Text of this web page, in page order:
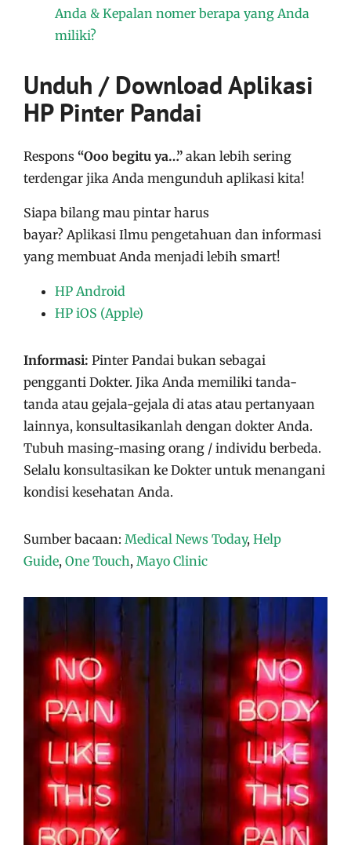
Anda & Kepalan nomer berapa yang Anda
miliki?
Unduh / Download Aplikasi
HP Pinter Pandai
Respons “Ooo begitu ya…” akan lebih sering
terdengar jika Anda mengunduh aplikasi kita!
Siapa bilang mau pintar harus
bayar? Aplikasi Ilmu pengetahuan dan informasi
yang membuat Anda menjadi lebih smart!
HP Android
HP iOS (Apple)
Informasi: Pinter Pandai bukan sebagai
pengganti Dokter. Jika Anda memiliki tanda-
tanda atau gejala-gejala di atas atau pertanyaan
lainnya, konsultasikanlah dengan dokter Anda.
Tubuh masing-masing orang / individu berbeda.
Selalu konsultasikan ke Dokter untuk menangani
kondisi kesehatan Anda.
Sumber bacaan: Medical News Today, Help
Guide, One Touch, Mayo Clinic